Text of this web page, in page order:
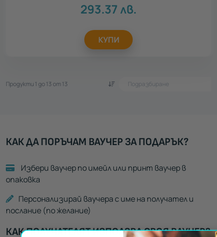
293.37лв.
КУПИ
Продукти 1 до 13 от 13
КАК ДА ПОРЪЧАМ ВАУЧЕР ЗА ПОДАРЪК?
Избери ваучер по имейл или принт ваучер в
опаковка
Персонализирай ваучера с име на получател и
послание (по желание)
КАК ПОЛУЧАТЕЛЯТ ИЗПОЛЗВА СВОЯ ВАУЧЕР?